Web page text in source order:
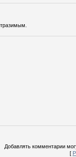
Добавлять комментарии
[